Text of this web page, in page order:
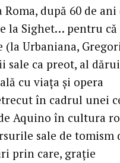
după 60 de ani
la Sighet… pentru că
Urbaniana,
sale ca preot, al
cu viaţa şi opera
în cadrul unei
Aquino în cultura
sale de tomism
prin care, graţie